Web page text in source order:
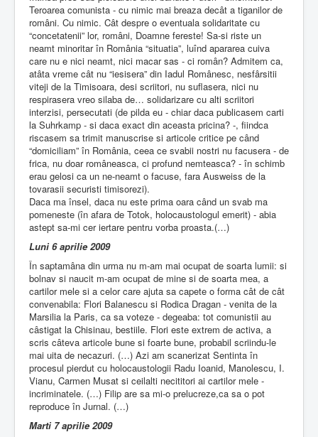
Teroarea comunista - cu nimic mai breaza decât a tiganilor de
români. Cu nimic. Cât despre o eventuala solidaritate cu
“concetatenii” lor, români, Doamne fereste! Sa-si riste un
neamt minoritar în România “situatia”, luînd apararea cuiva
care nu e nici neamt, nici macar sas - ci român? Admitem ca,
atâta vreme cât nu “iesisera” din Iadul Românesc, nesfârsitii
viteji de la Timisoara, desi scriitori, nu suflasera, nici nu
respirasera vreo silaba de… solidarizare cu alti scriitori
interzisi, persecutati (de pilda eu - chiar daca publicasem carti
la Suhrkamp - si daca exact din aceasta pricina? -, fiindca
riscasem sa trimit manuscrise si articole critice pe când
“domiciliam” în România, ceea ce svabii nostri nu facusera - de
frica, nu doar româneasca, ci profund nemteasca? - în schimb
erau gelosi ca un ne-neamt o facuse, fara Ausweiss de la
tovarasii securisti timisorezi).
Daca ma însel, daca nu este prima oara când un svab ma
pomeneste (în afara de Totok, holocaustologul emerit) - abia
astept sa-mi cer iertare pentru vorba proasta.(…)
Luni 6 aprilie 2009
În saptamâna din urma nu m-am mai ocupat de soarta lumii: si
bolnav si naucit m-am ocupat de mine si de soarta mea, a
cartilor mele si a celor care ajuta sa capete o forma cât de cât
convenabila: Flori Balanescu si Rodica Dragan - venita de la
Marsilia la Paris, ca sa voteze - degeaba: tot comunistii au
câstigat la Chisinau, bestiile. Flori este extrem de activa, a
scris câteva articole bune si foarte bune, probabil scriindu-le
mai uita de necazuri. (…) Azi am scanerizat Sentinta în
procesul pierdut cu holocaustologii Radu Ioanid, Manolescu, I.
Vianu, Carmen Musat si ceilalti necititori ai cartilor mele -
incriminatele. (…) Filip are sa mi-o prelucreze,ca sa o pot
reproduce în Jurnal. (…)
Marti 7 aprilie 2009